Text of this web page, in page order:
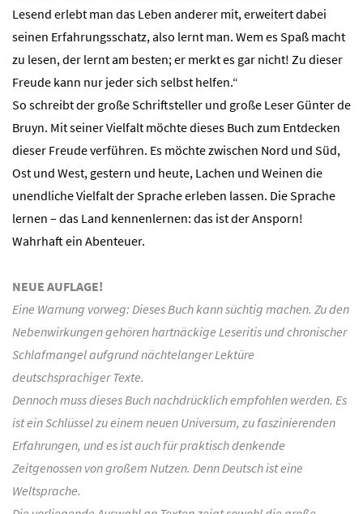
Lesend erlebt man das Leben anderer mit, erweitert dabei
seinen Erfahrungsschatz, also lernt man. Wem es Spaß macht
zu lesen, der lernt am besten; er merkt es gar nicht! Zu dieser
Freude kann nur jeder sich selbst helfen.“
So schreibt der große Schriftsteller und große Leser Günter de
Bruyn. Mit seiner Vielfalt möchte dieses Buch zum Entdecken
dieser Freude verführen. Es möchte zwischen Nord und Süd,
Ost und West, gestern und heute, Lachen und Weinen die
unendliche Vielfalt der Sprache erleben lassen. Die Sprache
lernen – das Land kennenlernen: das ist der Ansporn!
Wahrhaft ein Abenteuer.
NEUE AUFLAGE!
Eine Warnung vorweg: Dieses Buch kann süchtig machen. Zu den
Nebenwirkungen gehören hartnäckige Leseritis und chronischer
Schlafmangel aufgrund nächtelanger Lektüre
deutschsprachiger Texte.
Dennoch muss dieses Buch nachdrücklich empfohlen werden. Es
ist ein Schlüssel zu einem neuen Universum, zu faszinierenden
Erfahrungen, und es ist auch für praktisch denkende
Zeitgenossen von großem Nutzen. Denn Deutsch ist eine
Weltsprache.